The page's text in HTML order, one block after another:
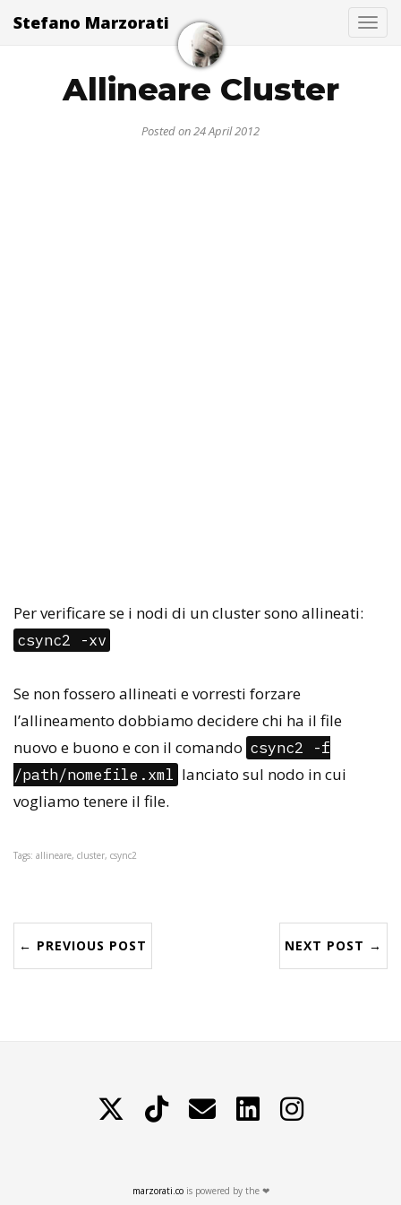
Stefano Marzorati
Allineare Cluster
Posted on 24 April 2012
Per verificare se i nodi di un cluster sono allineati:
csync2 -xv
Se non fossero allineati e vorresti forzare
l’allineamento dobbiamo decidere chi ha il file
nuovo e buono e con il comando csync2 -f
/path/nomefile.xml lanciato sul nodo in cui
vogliamo tenere il file.
Tags: allineare, cluster, csync2
← PREVIOUS POST NEXT POST →
TikTok Contattami LinkedIn
marzorati.cois powered by the ❤